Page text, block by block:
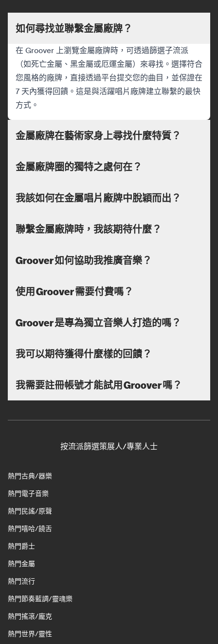
如何尋找並聯繫金屬廠牌？
在 Groover 上瀏覽金屬廠牌時，可透過篩選子流派
（如死亡金屬、黑金屬或厄運金屬）來尋找。選擇符合
您風格的廠牌，直接透過平台提交您的曲目，並保證在
7 天內獲得回饋。這是與活躍唱片廠牌建立聯繫的最快
方式。
金屬廠牌在藝術家身上尋找什麼特質？
金屬廠牌圈的獨特之處何在？
我該如何在金屬唱片廠牌中脫穎而出？
聯繫金屬廠牌時，我該期待什麼？
Groover 如何協助我推廣音樂？
使用 Groover 需要付費嗎？
Groover 是專為獨立音樂人打造的嗎？
我可以期待獲得什麼樣的回饋？
我需要註冊帳號才能試用 Groover 嗎？
按流派篩選策展人/專業人士
熱門古典/器樂
熱門電子音樂
熱門民謠/原聲
熱門嘻哈/饒舌
熱門爵士
熱門金屬
熱門流行
熱門節奏藍調/靈魂樂
熱門搖滾/龐克
熱門世界/靈性